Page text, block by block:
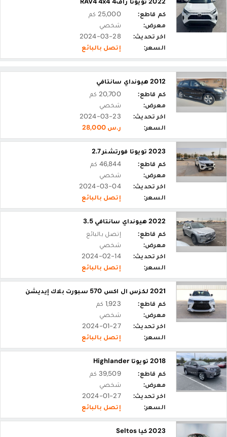
كم قاطع:
25,000 كم
معرض:
شخصي
اخر تحديث:
2024-03-28
السعر:
إتصل بالبائع
2012 هيونداي سانتافي
كم قاطع:
20,700 كم
معرض:
شخصي
اخر تحديث:
2024-03-23
السعر:
ر.س 28,000
2023 تويوتا فورتشنر 2.7
كم قاطع:
46,844 كم
معرض:
شخصي
اخر تحديث:
2024-03-04
السعر:
إتصل بالبائع
2022 هيونداي سانتافي 3.5
كم قاطع:
إتصل بالبائع
معرض:
شخصي
اخر تحديث:
2024-02-14
السعر:
إتصل بالبائع
2021 لكزس ال اكس 570 سبورت بلاك إيديشن
كم قاطع:
1,923 كم
معرض:
شخصي
اخر تحديث:
2024-01-27
السعر:
إتصل بالبائع
2018 تويوتا Highlander
كم قاطع:
39,509 كم
معرض:
شخصي
اخر تحديث:
2024-01-27
السعر:
إتصل بالبائع
2023 كيا Seltos